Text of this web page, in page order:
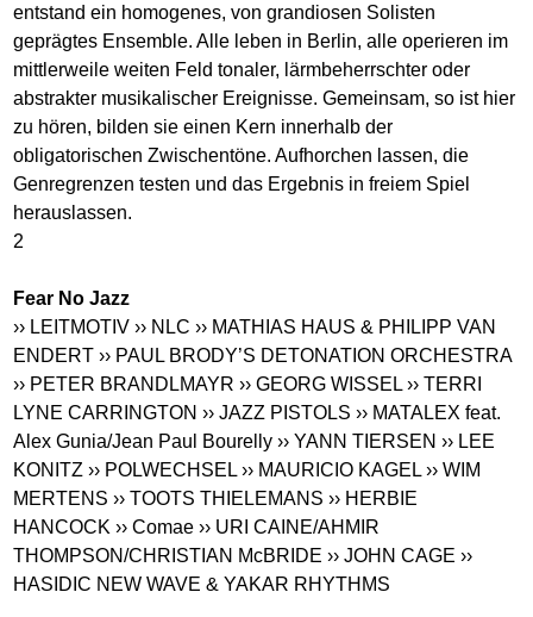
entstand ein homogenes, von grandiosen Solisten
geprägtes Ensemble. Alle leben in Berlin, alle operieren im
mittlerweile weiten Feld tonaler, lärmbeherrschter oder
abstrakter musikalischer Ereignisse. Gemeinsam, so ist hier
zu hören, bilden sie einen Kern innerhalb der
obligatorischen Zwischentöne. Aufhorchen lassen, die
Genregrenzen testen und das Ergebnis in freiem Spiel
herauslassen.
2
Fear No Jazz
›› LEITMOTIV ›› NLC ›› MATHIAS HAUS & PHILIPP VAN
ENDERT ›› PAUL BRODY’S DETONATION ORCHESTRA
›› PETER BRANDLMAYR ›› GEORG WISSEL ›› TERRI
LYNE CARRINGTON ›› JAZZ PISTOLS ›› MATALEX feat.
Alex Gunia/Jean Paul Bourelly ›› YANN TIERSEN ›› LEE
KONITZ ›› POLWECHSEL ›› MAURICIO KAGEL ›› WIM
MERTENS ›› TOOTS THIELEMANS ›› HERBIE
HANCOCK ›› Comae ›› URI CAINE/AHMIR
THOMPSON/CHRISTIAN McBRIDE ›› JOHN CAGE ››
HASIDIC NEW WAVE & YAKAR RHYTHMS